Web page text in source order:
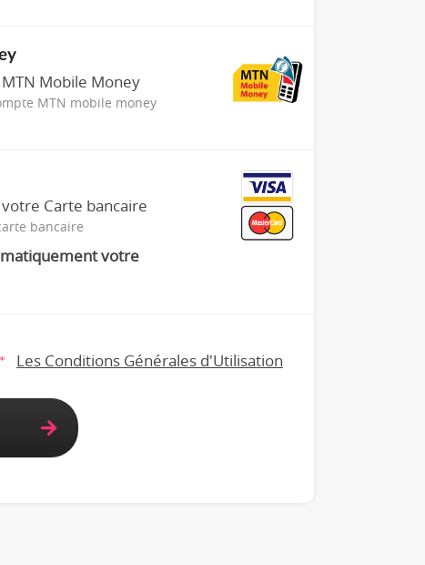
Mobile Money
MTN mobile money
Carte bancaire
bancaire
votre
* Les Conditions Générales d'Utilisation